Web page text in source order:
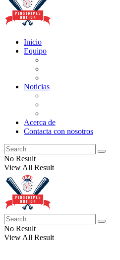
Inicio
Equipo
Noticias
Acerca de
Contacta con nosotros
No Result
View All Result
No Result
View All Result